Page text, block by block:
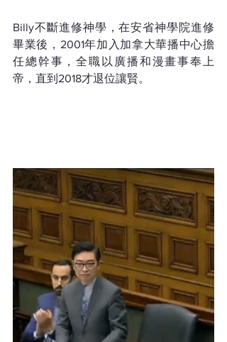
Billy不斷進修神學，在安省神學院進修
畢業後，2001年加入加拿大華播中心擔
任總幹事，全職以廣播和漫畫事奉上
帝，直到2018才退位讓賢。